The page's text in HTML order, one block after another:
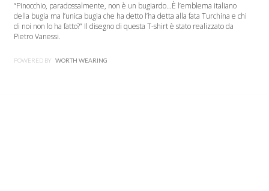
“Pinocchio, paradossalmente, non è un bugiardo…È l’emblema italiano
della bugia ma l’unica bugia che ha detto l’ha detta alla fata Turchina e chi
di noi non lo ha fatto?” Il disegno di questa T-shirt è stato realizzato da
Pietro Vanessi.
POWERED BY WORTH WEARING